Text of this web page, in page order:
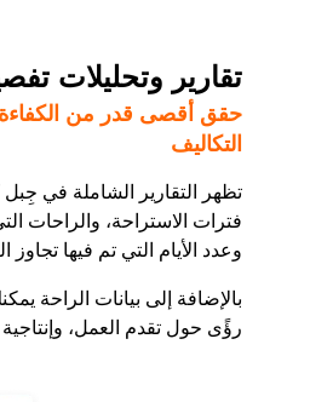
تقارير وتحليلات
حقق أقصى قدر من
التكاليف
تظهر التقارير الشاملة في
فترات الاستراحة، والراحات
وعدد الأيام التي تم فيها
بالإضافة إلى بيانات الراحة
رؤًى حول تقدم العمل،